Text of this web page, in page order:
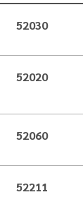
52030
52020
52060
52211